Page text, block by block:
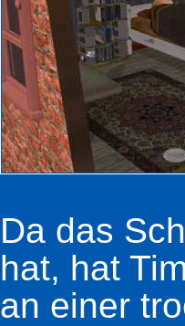
Da das
hat, hat
an einer